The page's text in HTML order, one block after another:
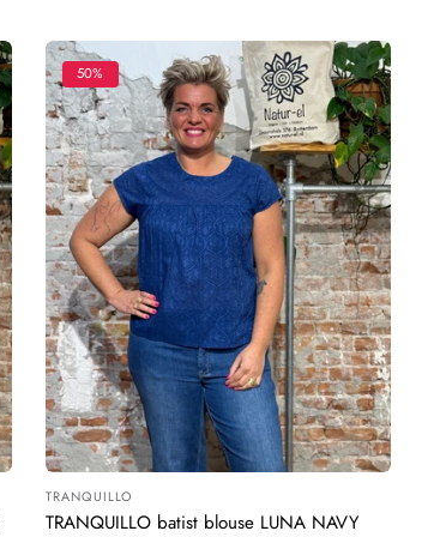
50%
Leverancier:
TRANQUILLO
TRANQUILLO batist blouse LUNA NAVY